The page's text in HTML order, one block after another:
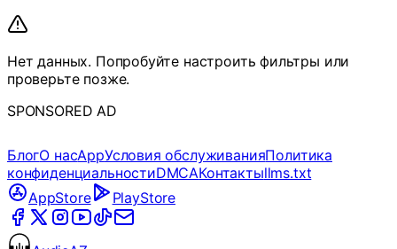
Нет данных. Попробуйте настроить фильтры или
проверьте позже.
SPONSORED AD
БлогО насAppУсловия обслуживанияПолитика
конфиденциальностиDMCAКонтактыllms.txt
AppStore
PlayStore